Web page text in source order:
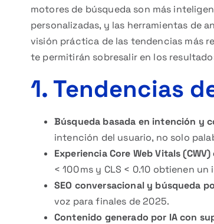
motores de búsqueda son más
personalizadas, y las herramientas de
visión práctica de las tendencias más
te permitirán sobresalir en los
1. Tendencias
Búsqueda basada en intención y
intención del usuario, no solo
Experiencia Core Web Vitals
< 100 ms y CLS < 0.10 obtienen
SEO conversacional y búsqueda
voz para finales de 2025.
Contenido generado por IA con